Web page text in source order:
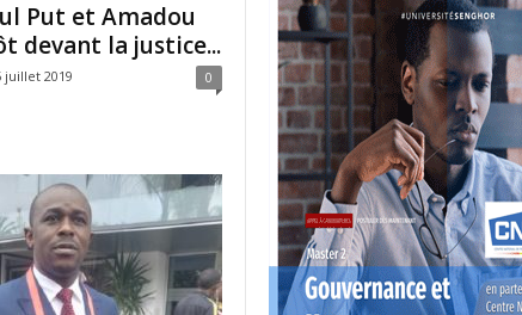
Put et Amadou
devant la justice...
juillet 2019 0